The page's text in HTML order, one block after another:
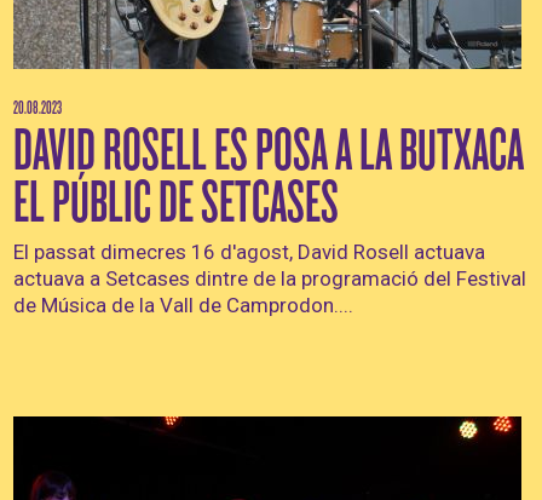
20.08.2023
DAVID ROSELL ES POSA A LA BUTXACA
EL PÚBLIC DE SETCASES
El passat dimecres 16 d'agost, David Rosell actuava
actuava a Setcases dintre de la programació del Festival
de Música de la Vall de Camprodon....